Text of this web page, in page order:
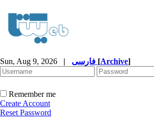
Sun, Aug 9, 2026 | [Archive]
Remember me
Create Account
Reset Password